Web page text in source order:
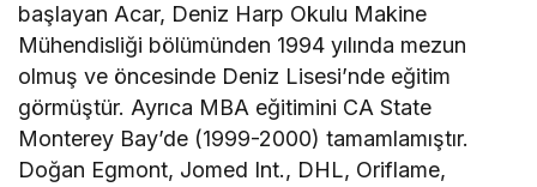
başlayan Acar, Deniz Harp Okulu Makine
Mühendisliği bölümünden 1994 yılında mezun
olmuş ve öncesinde Deniz Lisesi’nde eğitim
görmüştür. Ayrıca MBA eğitimini CA State
Monterey Bay’de (1999-2000) tamamlamıştır.
Doğan Egmont, Jomed Int., DHL, Oriflame,